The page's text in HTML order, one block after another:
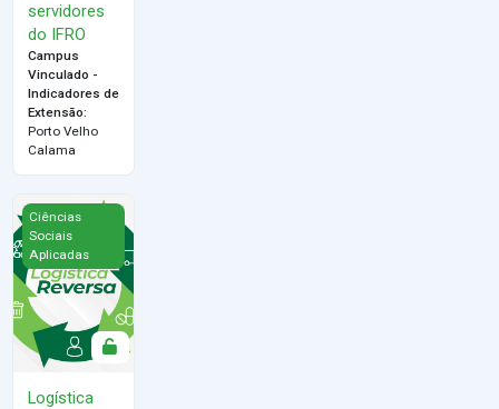
servidores
do IFRO
Campus
Vinculado -
Indicadores de
Extensão:
Porto Velho
Calama
Logística Reversa
Ciências
Sociais
Aplicadas
Logística